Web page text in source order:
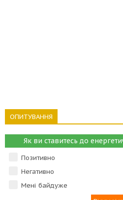
ОПИТУВАННЯ
Як ви ставитесь до
Позитивно
Негативно
Мені байдуже